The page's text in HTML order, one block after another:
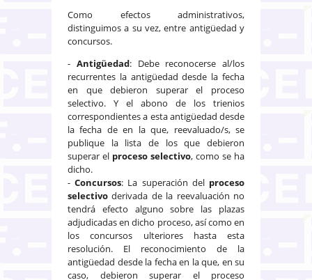
Como efectos administrativos,
distinguimos a su vez, entre antigüedad y
concursos.
- Antigüedad: Debe reconocerse al/los
recurrentes la antigüedad desde la fecha
en que debieron superar el proceso
selectivo. Y el abono de los trienios
correspondientes a esta antigüedad desde
la fecha de en la que, reevaluado/s, se
publique la lista de los que debieron
superar el proceso selectivo, como se ha
dicho.
-Concursos: La superación del proceso
selectivo derivada de la reevaluación no
tendrá efecto alguno sobre las plazas
adjudicadas en dicho proceso, así como en
los concursos ulteriores hasta esta
resolución. El reconocimiento de la
antigüedad desde la fecha en la que, en su
caso, debieron superar el proceso